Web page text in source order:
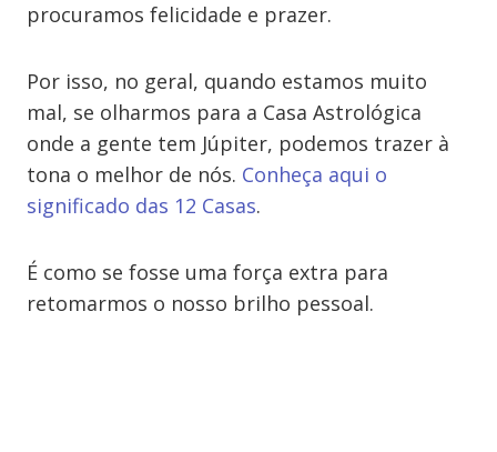
procuramos felicidade e prazer.
Por isso, no geral, quando estamos muito
mal, se olharmos para a Casa Astrológica
onde a gente tem Júpiter, podemos trazer à
tona o melhor de nós. Conheça aqui o
significado das 12 Casas.
É como se fosse uma força extra para
retomarmos o nosso brilho pessoal.